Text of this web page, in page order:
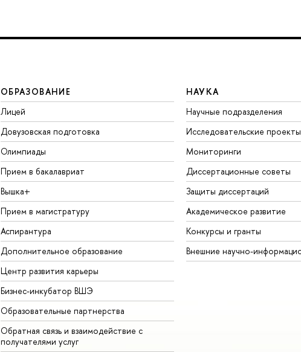
ОБРАЗОВАНИЕ
Лицей
Довузовская подготовка
Олимпиады
Прием в бакалавриат
ышка+
Прием в магистратуру
Аспирантура
Дополнительное образование
Центр развития карьеры
Бизнес-инкубатор ВШЭ
Образовательные партнерства
Обратная связь и взаимодействие с
получателями услу
НАУКА
Научные подразделения
Исследовательские проекты
Мониторинги
Диссертационные советы
Защиты диссертаций
Академическое развитие
Конкурсы и гранты
нешние научно-